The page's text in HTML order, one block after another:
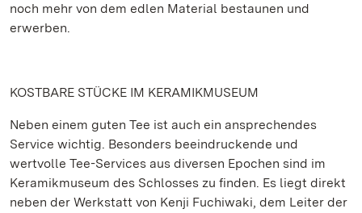
noch mehr von dem edlen Material bestaunen und
erwerben.
KOSTBARE STÜCKE IM KERAMIKMUSEUM
Neben einem guten Tee ist auch ein ansprechendes
Service wichtig. Besonders beeindruckende und
wertvolle Tee-Services aus diversen Epochen sind im
Keramikmuseum des Schlosses zu finden. Es liegt direkt
neben der Werkstatt von Kenji Fuchiwaki, dem Leiter der